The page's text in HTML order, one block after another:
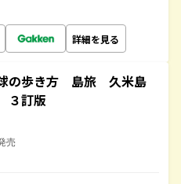
詳細を見る
の歩き方 島旅 久米島
３訂版
売